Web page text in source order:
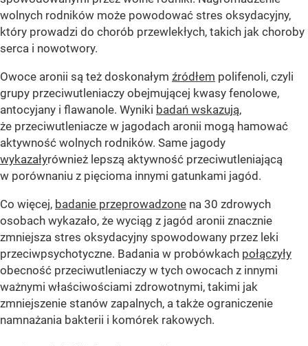
wolnych rodników może powodować stres oksydacyjny,
który prowadzi do chorób przewlekłych, takich jak choroby
serca i nowotwory.
Owoce aronii są też doskonałym źródłem polifenoli, czyli
grupy przeciwutleniaczy obejmującej kwasy fenolowe,
antocyjany i flawanole. Wyniki badań wskazują,
że przeciwutleniacze w jagodach aronii mogą hamować
aktywność wolnych rodników. Same jagody
wykazałyrównież lepszą aktywność przeciwutleniającą
w porównaniu z pięcioma innymi gatunkami jagód.
Co więcej, badanie przeprowadzone na 30 zdrowych
osobach wykazało, że wyciąg z jagód aronii znacznie
zmniejsza stres oksydacyjny spowodowany przez leki
przeciwpsychotyczne. Badania w probówkach połączyły
obecność przeciwutleniaczy w tych owocach z innymi
ważnymi właściwościami zdrowotnymi, takimi jak
zmniejszenie stanów zapalnych, a także ograniczenie
namnażania bakterii i komórek rakowych.